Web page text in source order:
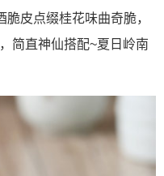
皮点缀桂花味曲奇脆，
简直神仙搭配~夏日岭南